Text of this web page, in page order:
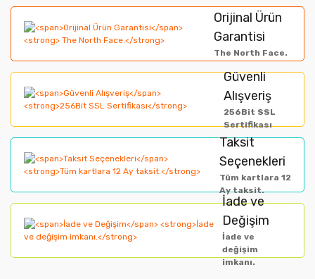
Orijinal Ürün
Garantisi
The North Face.
Güvenli
Alışveriş
256Bit SSL
Sertifikası
Taksit
Seçenekleri
Tüm kartlara 12
Ay taksit.
İade ve
Değişim
İade ve
değişim
imkanı.